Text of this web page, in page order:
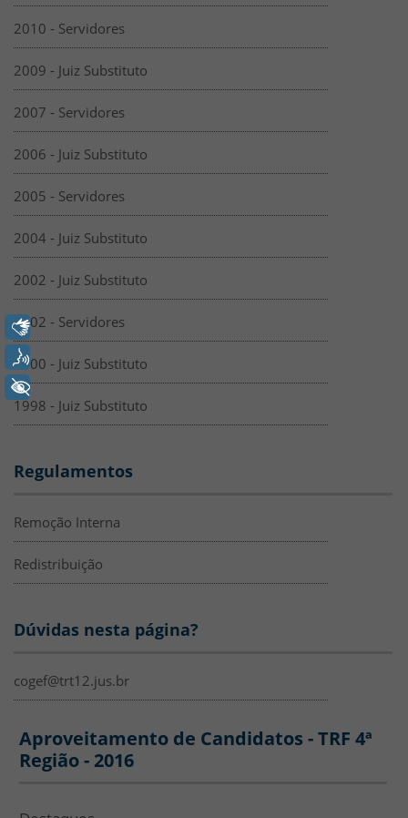
2010 - Servidores
2009 - Juiz Substituto
2007 - Servidores
2006 - Juiz Substituto
2005 - Servidores
2004 - Juiz Substituto
2002 - Juiz Substituto
2002 - Servidores
2000 - Juiz Substituto
1998 - Juiz Substituto
Regulamentos
Remoção Interna
Redistribuição
Dúvidas nesta página?
cogef@trt12.jus.br
SEDEP - Aproveitamento TRF4
Aproveitamento de Candidatos - TRF 4ª
Região - 2016
Libras
Voz
+ Acessibilidade